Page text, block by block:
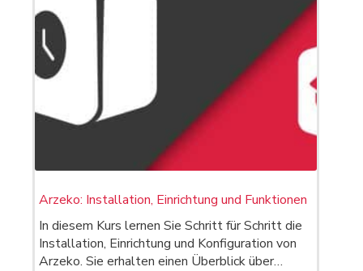
Arzeko: Installation, Einrichtung und Funktionen
In diesem Kurs lernen Sie Schritt für Schritt die
Installation, Einrichtung und Konfiguration von
Arzeko. Sie erhalten einen Überblick über…